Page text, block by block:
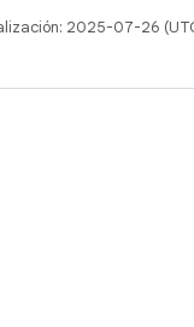
2025-07-26